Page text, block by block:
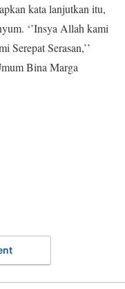
kata lanjutkan itu,
‘’Insya Allah kami
Serepat Serasan,’’
Bina Marga